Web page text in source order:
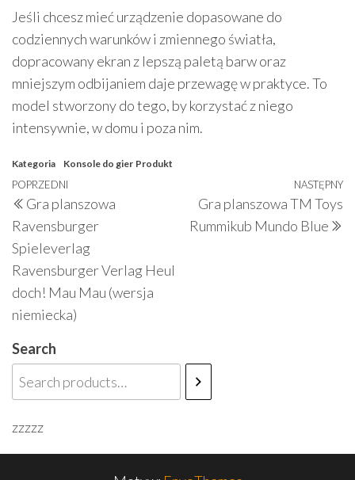
Jeśli chcesz mieć urządzenie dopasowane do
codziennych warunków i zmiennego światła,
dopracowany ekran z lepszą paletą barw oraz
mniejszym odbijaniem daje przewagę w praktyce. To
model stworzony do tego, by korzystać z niego
intensywnie, w domu i poza nim.
Kategoria Konsole do gier Produkt
Nawigacja
wpisu
Poprzedni
wpis
POPRZEDNI
Gra planszowa
Ravensburger
Spieleverlag
Ravensburger Verlag Heul
doch! Mau Mau (wersja
niemiecka)
NASTĘPNY
Gra planszowa TM Toys
Rummikub Mundo Blue
Search
zzzzz